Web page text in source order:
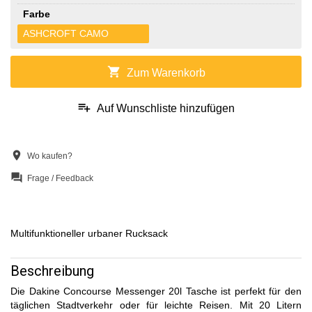
Farbe
ASHCROFT CAMO
shopping_cart Zum Warenkorb
playlist_add Auf Wunschliste hinzufügen
location_on Wo kaufen?
question_answer Frage / Feedback
Multifunktioneller urbaner Rucksack
Beschreibung
Die Dakine Concourse Messenger 20l Tasche ist perfekt für den
täglichen Stadtverkehr oder für leichte Reisen. Mit 20 Litern